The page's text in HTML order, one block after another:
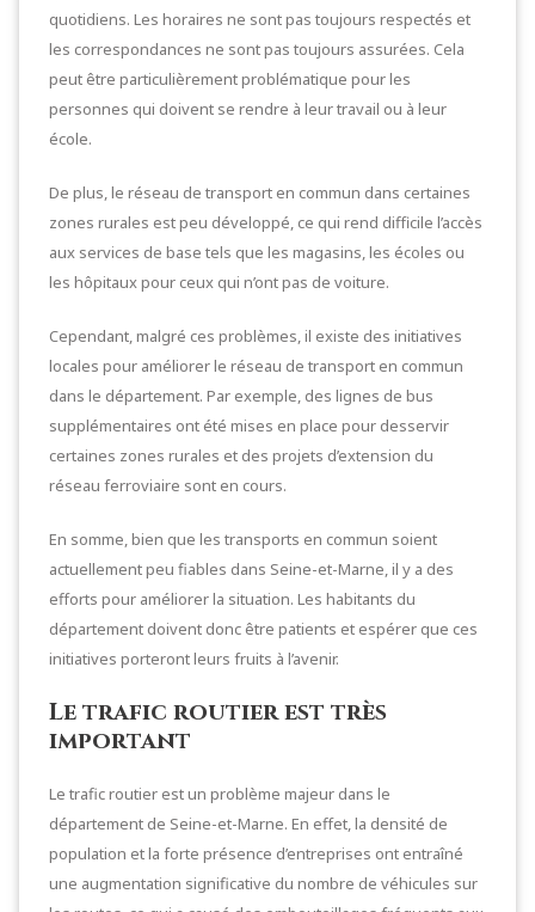
quotidiens. Les horaires ne sont pas toujours respectés et
les correspondances ne sont pas toujours assurées. Cela
peut être particulièrement problématique pour les
personnes qui doivent se rendre à leur travail ou à leur
école.
De plus, le réseau de transport en commun dans certaines
zones rurales est peu développé, ce qui rend difficile l’accès
aux services de base tels que les magasins, les écoles ou
les hôpitaux pour ceux qui n’ont pas de voiture.
Cependant, malgré ces problèmes, il existe des initiatives
locales pour améliorer le réseau de transport en commun
dans le département. Par exemple, des lignes de bus
supplémentaires ont été mises en place pour desservir
certaines zones rurales et des projets d’extension du
réseau ferroviaire sont en cours.
En somme, bien que les transports en commun soient
actuellement peu fiables dans Seine-et-Marne, il y a des
efforts pour améliorer la situation. Les habitants du
département doivent donc être patients et espérer que ces
initiatives porteront leurs fruits à l’avenir.
Le trafic routier est très
important
Le trafic routier est un problème majeur dans le
département de Seine-et-Marne. En effet, la densité de
population et la forte présence d’entreprises ont entraîné
une augmentation significative du nombre de véhicules sur